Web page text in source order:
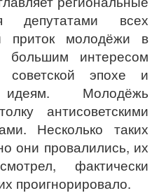
депутатами всех
приток молодёжи в
интересом
эпохе и
идеям. Молодёжь
антисоветскими
Несколько таких
они провалились, их
фактически
проигнорировало.